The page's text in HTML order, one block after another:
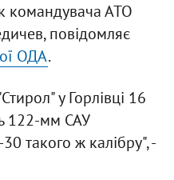
командувача АТО
повідомляє
ОДА.
у Горлівці 16
122-мм САУ
такого ж калібру", -